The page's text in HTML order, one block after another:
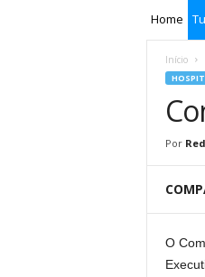
Home
Início
Por
O